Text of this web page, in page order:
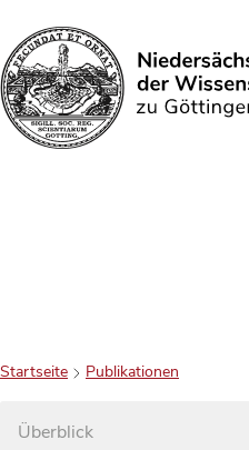
Suchen
Startseite Publikationen
Überblick